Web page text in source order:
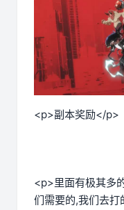
<p>副本奖励</p>
<p>里面有极其多
们需要的,我们去打